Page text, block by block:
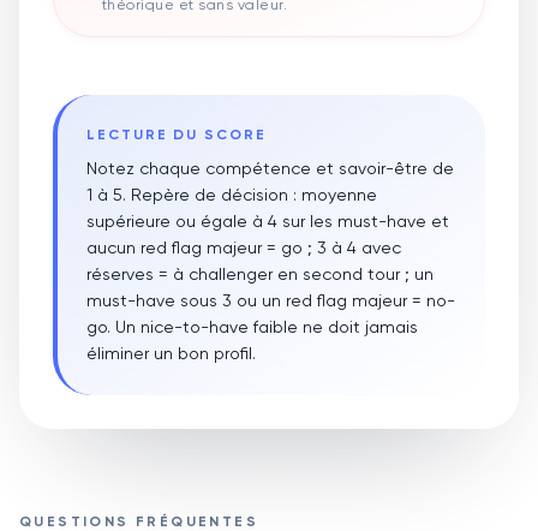
théorique et sans valeur.
LECTURE DU SCORE
Notez chaque compétence et savoir-être de
1 à 5. Repère de décision : moyenne
supérieure ou égale à 4 sur les must-have et
aucun red flag majeur = go ; 3 à 4 avec
réserves = à challenger en second tour ; un
must-have sous 3 ou un red flag majeur = no-
go. Un nice-to-have faible ne doit jamais
éliminer un bon profil.
QUESTIONS FRÉQUENTES